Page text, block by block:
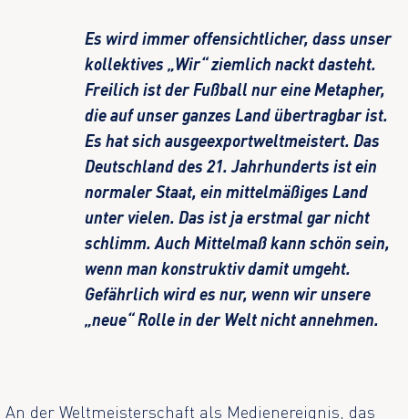
Es wird immer offensichtlicher, dass unser
kollektives „Wir“ ziemlich nackt dasteht.
Freilich ist der Fußball nur eine Metapher,
die auf unser ganzes Land übertragbar ist.
Es hat sich ausgeexportweltmeistert. Das
Deutschland des 21. Jahrhunderts ist ein
normaler Staat, ein mittelmäßiges Land
unter vielen. Das ist ja erstmal gar nicht
schlimm. Auch Mittelmaß kann schön sein,
wenn man konstruktiv damit umgeht.
Gefährlich wird es nur, wenn wir unsere
„neue“ Rolle in der Welt nicht annehmen.
An der Weltmeisterschaft als Medienereignis, das